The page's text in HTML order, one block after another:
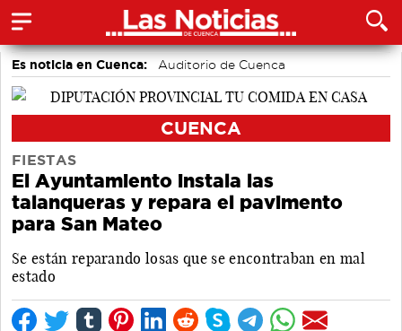
Es noticia en Cuenca: Auditorio de Cuenca
CUENCA
FIESTAS
El Ayuntamiento instala las
talanqueras y repara el pavimento
para San Mateo
Se están reparando losas que se encontraban en mal
estado